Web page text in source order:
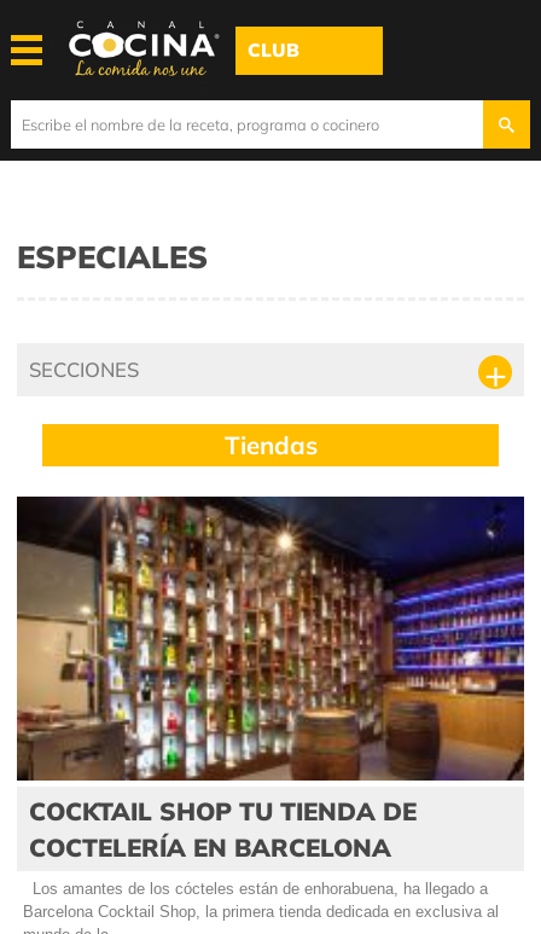
CLUB
ESPECIALES
SECCIONES
Tiendas
COCKTAIL SHOP TU TIENDA DE
COCTELERÍA EN BARCELONA
Los amantes de los cócteles están de enhorabuena, ha llegado a
Barcelona Cocktail Shop, la primera tienda dedicada en exclusiva al